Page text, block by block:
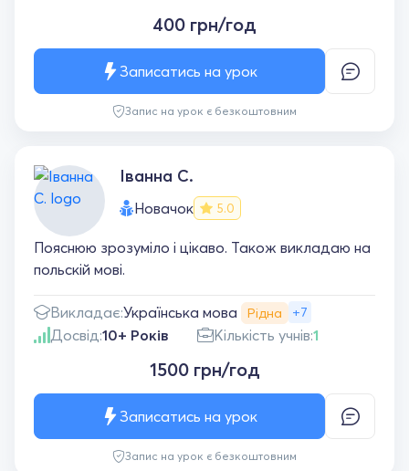
400 грн/год
Запис на урок є безкоштовним
Записатись на урок
Іванна С.
Новачок 5.0
Пояснюю зрозуміло і цікаво. Також викладаю на
польскій мові.
Викладає:Українська мова Рідна +7
Досвід:10+ Років Кількість учнів:1
1500 грн/год
Запис на урок є безкоштовним
Записатись на урок